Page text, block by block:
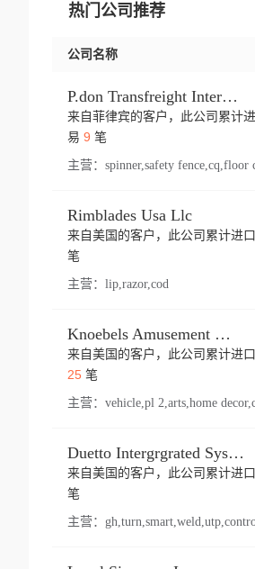
热门公司推荐
公司名称
P.don Transfreight International
来自菲律宾的客户，此公司累计
易 9 笔
主营：
Rimblades Usa Llc
来自美国的客户，此公司累计进
笔
主营： lip,razor,cod
Knoebels Amusement Resort
来自美国的客户，此公司累计进
25笔
主营：
Duetto Intergrgrated Systems Inc.
来自美国的客户，此公司累计进
笔
主营：